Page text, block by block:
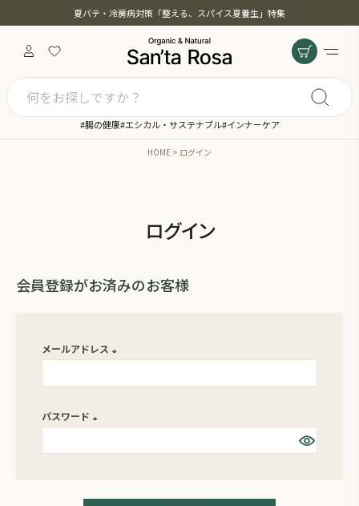
夏バテ・冷房病対策「整える、スパイス夏養生」特集
#腸の健康#エシカル・サステナブル#インナーケア
HOME ログイン
ログイン
会員登録がお済みのお客様
メールアドレス
パスワード